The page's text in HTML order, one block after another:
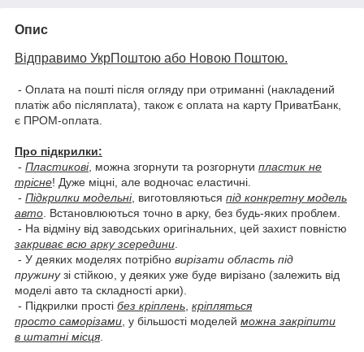
Опис
Відправимо УкрПоштою або Новою Поштою.
- Оплата на пошті після огляду при отриманні (накладений
платіж або післяплата), також є оплата на карту ПриватБанк,
є ПРОМ-оплата.
Про підкрилки:
- Пластикові, можна згорнути та розгорнути пластик не
трісне! Дуже міцні, але водночас еластичні.
- Підкрилки модельні, виготовляються під конкретну модель
авто . Встановлюються точно в арку, без будь-яких проблем.
- На відміну від заводських оригінальних, цей захист повністю
закриває всю арку зсередини
- У деяких моделях потрібно вирізати область під
пружинузі стійкою, у деяких уже буде вирізано (залежить від
моделі авто та складності арки).
- Підкрилки прості без кріплень кріпляться
просто саморізами , у більшості моделей можна закріпити
в штатні місця